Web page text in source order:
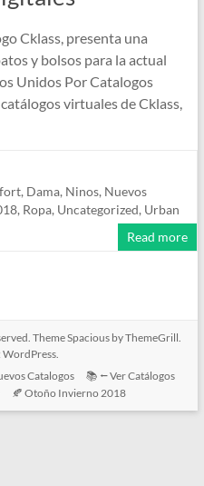
Cklass, presenta una
y bolsos para la actual
Unidos Por Catalogos
virtuales de Cklass,
, Dama, Ninos, Nuevos
, Ropa, Uncategorized, Urban
Read more
ThemeSpaciousby ThemeGrill.
WordPress.
Catalogos
📚 ⭠ Ver Catálogos
🍂 Otoño Invierno 2018